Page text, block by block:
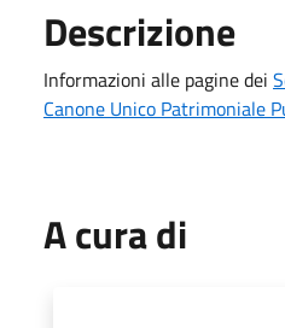
Descrizione
Informazioni alle pagine dei
Canone Unico Patrimoniale
A cura di